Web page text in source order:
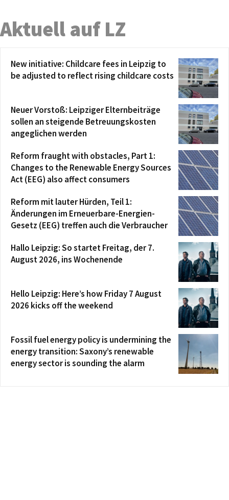
Aktuell auf LZ
New initiative: Childcare fees in Leipzig to
be adjusted to reflect rising childcare costs
Neuer Vorstoß: Leipziger Elternbeiträge
sollen an steigende Betreuungskosten
angeglichen werden
Reform fraught with obstacles, Part 1:
Changes to the Renewable Energy Sources
Act (EEG) also affect consumers
Reform mit lauter Hürden, Teil 1:
Änderungen im Erneuerbare-Energien-
Gesetz (EEG) treffen auch die Verbraucher
Hallo Leipzig: So startet Freitag, der 7.
August 2026, ins Wochenende
Hello Leipzig: Here’s how Friday 7 August
2026 kicks off the weekend
Fossil fuel energy policy is undermining the
energy transition: Saxony’s renewable
energy sector is sounding the alarm